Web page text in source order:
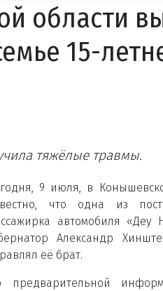
области
15-
тяжёлые травмы.
9 июля, в
что одна из
автомобиля «Деу
Александр
её брат.
предварительной